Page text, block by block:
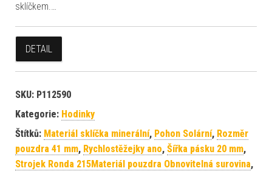
sklíčkem.…
DETAIL
SKU: P112590
Kategorie: Hodinky
Štítků: Materiál sklíčka minerální, Pohon Solární, Rozměr
pouzdra 41 mm, Rychlostěžejky ano, Šířka pásku 20 mm,
Strojek Ronda 215Materiál pouzdra Obnovitelná surovina,